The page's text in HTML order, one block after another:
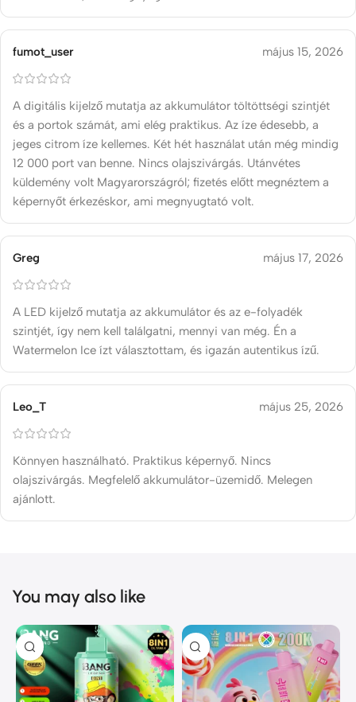
fumot_user május 15, 2026
A digitális kijelző mutatja az akkumulátor töltöttségi szintjét
és a portok számát, ami elég praktikus. Az íze édesebb, a
jeges citrom íze kellemes. Két hét használat után még mindig
12 000 port van benne. Nincs olajszivárgás. Utánvétes
küldemény volt Magyarországról; fizetés előtt megnéztem a
képernyőt érkezéskor, ami megnyugtató volt.
Greg május 17, 2026
A LED kijelző mutatja az akkumulátor és az e-folyadék
szintjét, így nem kell találgatni, mennyi van még. Én a
Watermelon Ice ízt választottam, és igazán autentikus ízű.
Leo_T május 25, 2026
Könnyen használható. Praktikus képernyő. Nincs
olajszivárgás. Megfelelő akkumulátor-üzemidő. Melegen
ajánlott.
You may also like